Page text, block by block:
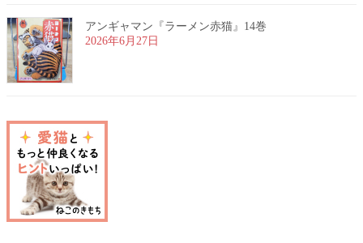
アンギャマン『ラーメン赤猫』14巻
2026年6月27日